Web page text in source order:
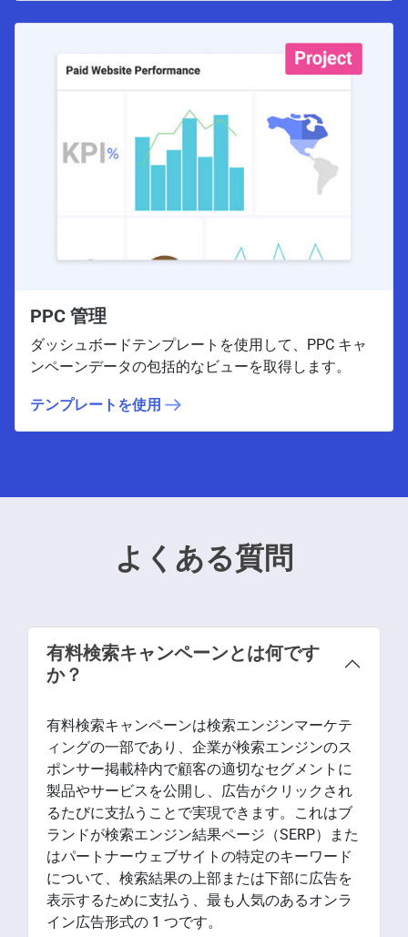
PPC 管理
ダッシュボードテンプレートを使用して、PPC キャ
ンペーンデータの包括的なビューを取得します。
テンプレートを使用
よくある質問
有料検索キャンペーンとは何です
か？
有料検索キャンペーンは検索エンジンマーケテ
ィングの一部であり、企業が検索エンジンのス
ポンサー掲載枠内で顧客の適切なセグメントに
製品やサービスを公開し、広告がクリックされ
るたびに支払うことで実現できます。これはブ
ランドが検索エンジン結果ページ（SERP）また
はパートナーウェブサイトの特定のキーワード
について、検索結果の上部または下部に広告を
表示するために支払う、最も人気のあるオンラ
イン広告形式の 1 つです。